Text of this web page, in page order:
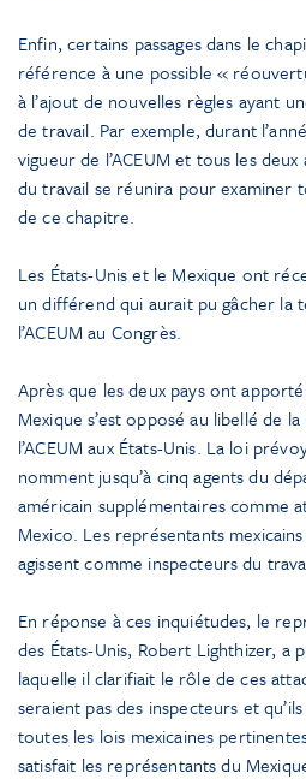
Enfin, certains passages dans le
référence à une possible «
à l’ajout de nouvelles règles ayant
de travail. Par exemple, durant
vigueur de l’ACEUM et tous les
du travail se réunira pour examiner
de ce chapitre.
Les États-Unis et le Mexique ont
un différend qui aurait pu gâcher la
l’ACEUM au Congrès.
Après que les deux pays ont
Mexique s’est opposé au libellé de
l’ACEUM aux États-Unis. La loi
nomment jusqu’à cinq agents du
américain supplémentaires comme
Mexico. Les représentants
agissent comme inspecteurs du
En réponse à ces inquiétudes, le
des États-Unis, Robert Lighthizer, a
laquelle il clarifiait le rôle de ces
seraient pas des inspecteurs et
toutes les lois mexicaines
satisfait les représentants du